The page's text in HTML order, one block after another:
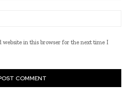
website in this browser for the next time I